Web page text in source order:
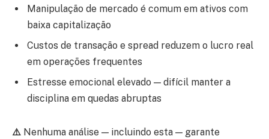
Manipulação de mercado é comum em ativos com
baixa capitalização
Custos de transação e spread reduzem o lucro real
em operações frequentes
Estresse emocional elevado — difícil manter a
disciplina em quedas abruptas
⚠️ Nenhuma análise — incluindo esta — garante